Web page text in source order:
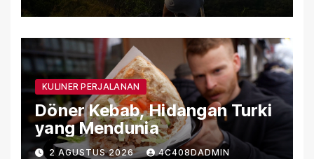
KULINER PERJALANAN
Döner Kebab, Hidangan Turki
yang Mendunia
2 AGUSTUS 2026 4C408DADMIN